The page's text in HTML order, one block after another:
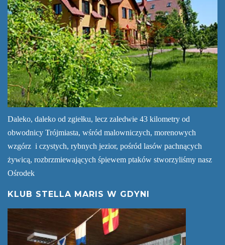
Daleko, daleko od zgiełku, lecz zaledwie 43 kilometry od
obwodnicy Trójmiasta, wśród malowniczych, morenowych
wzgórz i czystych, rybnych jezior, pośród lasów pachnących
żywicą, rozbrzmiewających śpiewem ptaków stworzyliśmy nasz
Ośrodek
KLUB STELLA MARIS W GDYNI